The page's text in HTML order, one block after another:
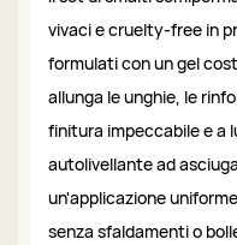
vivaci e cruelty-free in
formulati con un gel
allunga le unghie, le
finitura impeccabile e a
autolivellante ad
un'applicazione
senza sfaldamenti o